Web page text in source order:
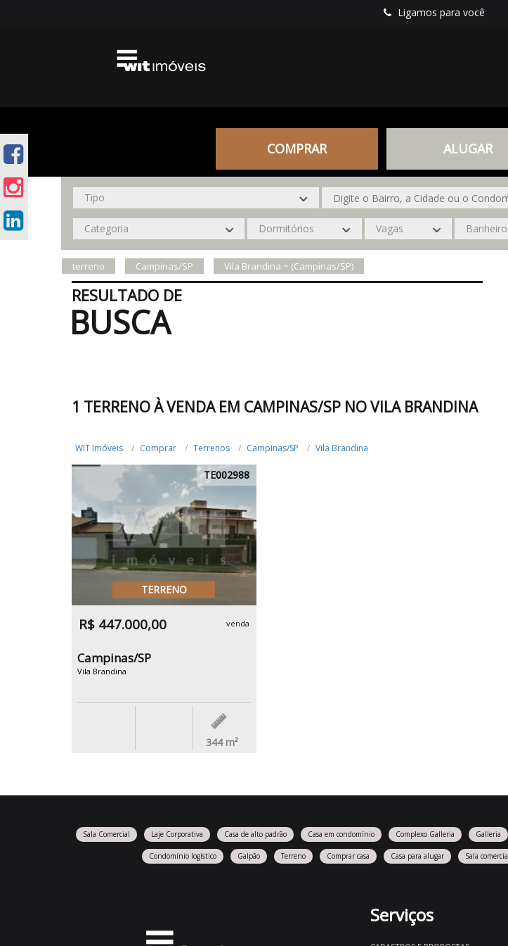
Ligamos para você
COMPRAR ALUGAR
terreno Campinas/SP Vila Brandina ~ (Campinas/SP)
RESULTADO DE
BUSCA
1 TERRENO À VENDA EM CAMPINAS/SP NO VILA BRANDINA
WIT Imóveis Comprar Terrenos Campinas/SP Vila Brandina
TE002988
TERRENO
R$ 447.000,00 venda
Campinas/SP
Vila Brandina
344 m²
Sala Comercial Laje Corporativa Casa de alto padrão Casa em condomínio Complexo Galleria Galleria
Condomínio logístico Galpão Terreno Comprar casa Casa para alugar Sala
Serviços